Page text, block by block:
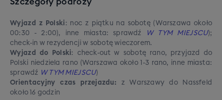
Wyjazd z Polski : noc z piątku na sobotę (Warszawa około
00:30 - 2:00), inne miasta: sprawdź
W TYM MIEJSCU);
check-in w rezydencji w sobotę wieczorem.
Wyjazd do Polski: check-out w sobotę rano, przyjazd do
Polski niedziela rano (Warszawa około 1-3 rano, inne miasta:
sprawdź W TYM MIEJSCU)
Orientacyjny czas przejazdu: z Warszawy do Nassfeld
około 16 godzin